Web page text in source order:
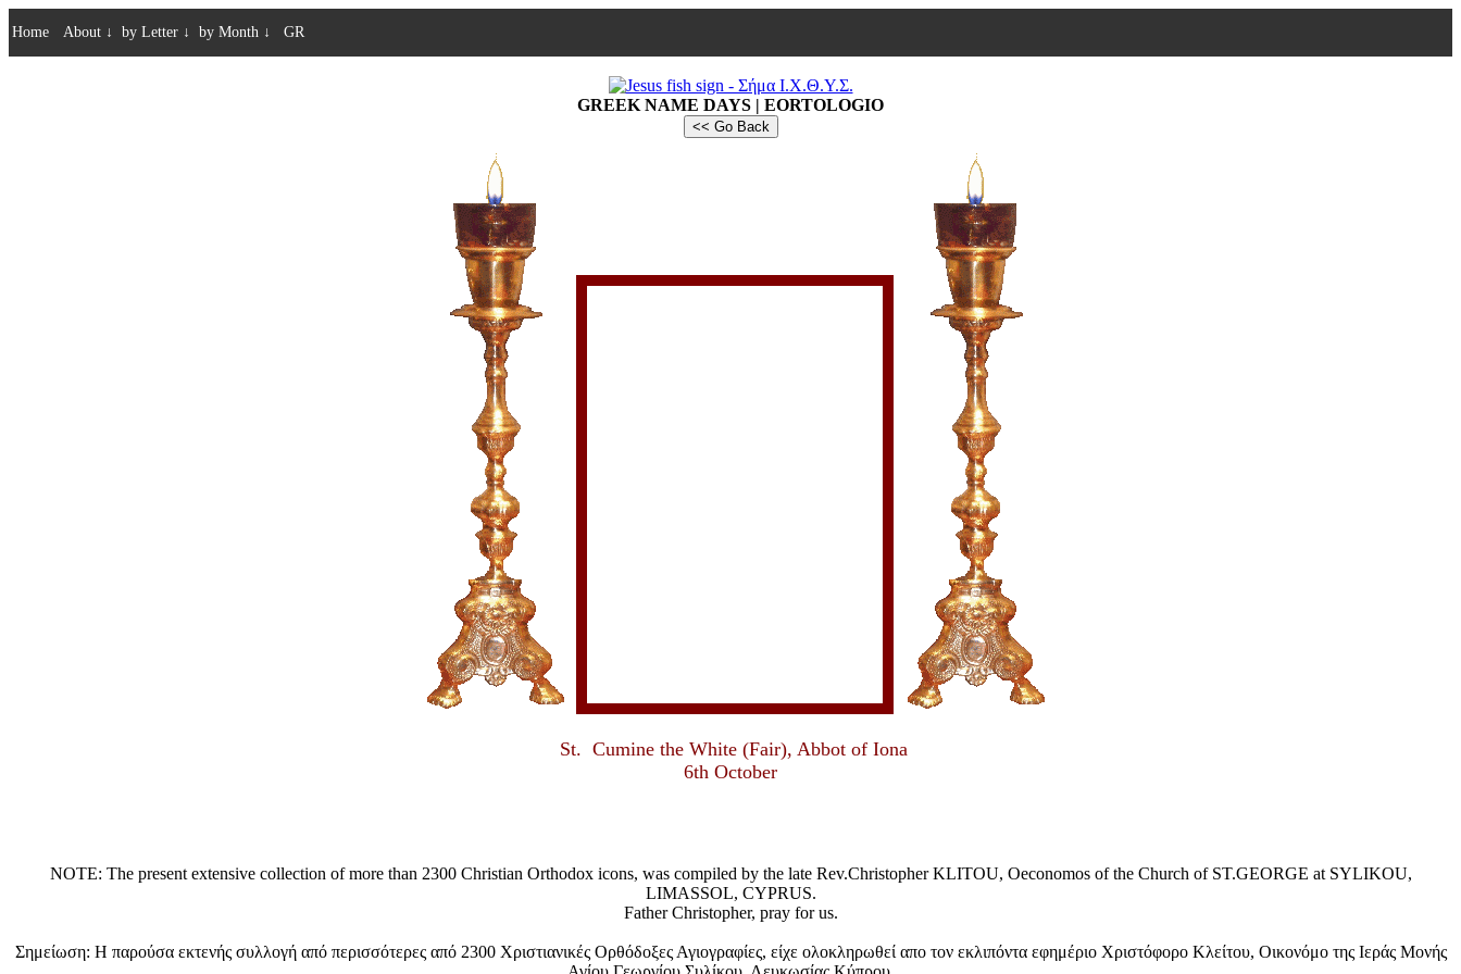
Home About ↓ by Letter ↓ by Month ↓ GR
GREEK NAME DAYS | EORTOLOGIO
<< Go Back
St. Cumine the White (Fair), Abbot of Iona
6th October
NOTE: The present extensive collection of more than 2300 Christian Orthodox icons, was compiled by the late Rev.Christopher KLITOU, Oeconomos of the Church of ST.GEORGE at SYLIKOU,
LIMASSOL, CYPRUS.
Father Christopher, pray for us.
Σημείωση: Η παρούσα εκτενής συλλογή από περισσότερες από 2300 Χριστιανικές Ορθόδοξες Αγιογραφίες, είχε ολοκληρωθεί απο τον εκλιπόντα εφημέριο Χριστόφορο Κλείτου, Οικονόμο της Ιεράς Μονής